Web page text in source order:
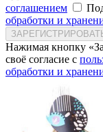
соглашением
обработки и
Нажимая кнопку
своё согласие с
обработки и